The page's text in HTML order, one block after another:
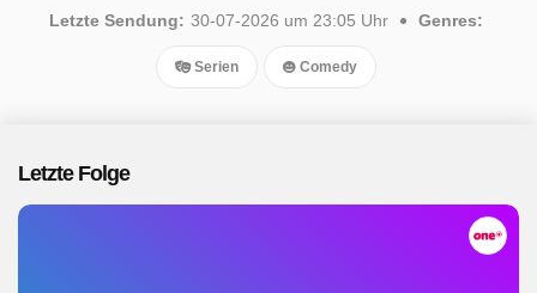
die täglichen Angelegenheiten des Europäischen
Parlaments und zeigt, wie politische Entscheidungen
getroffen werden, oft auf komische und übertriebene
Letzte Sendung: 30-07-2026 um 23:05 Uhr Genres:
Serien Comedy
Letzte Folge